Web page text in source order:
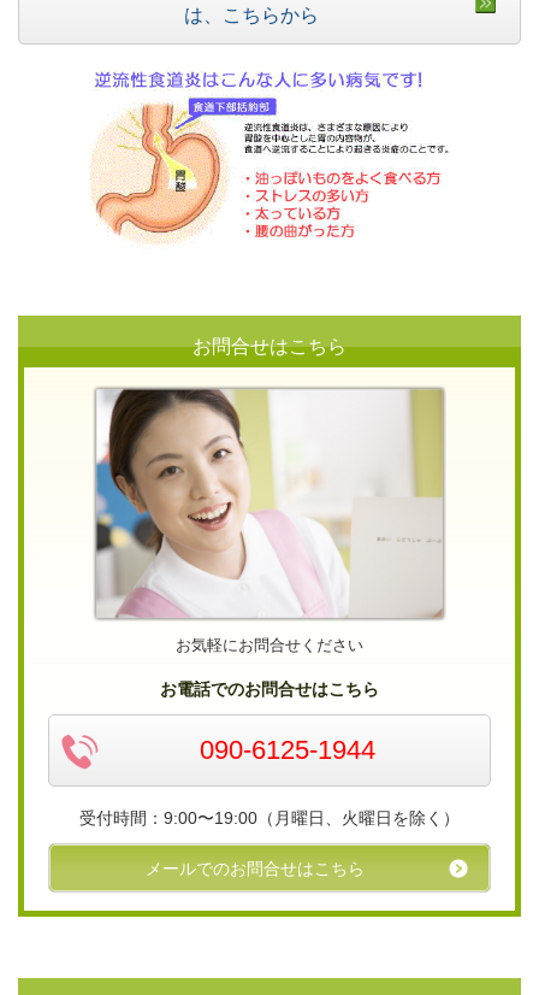
は、こちらから
お問合せはこちら
お気軽にお問合せください
お電話でのお問合せはこちら
090-6125-1944
受付時間：9:00〜19:00（月曜日、火曜日を除く）
メールでのお問合せはこちら